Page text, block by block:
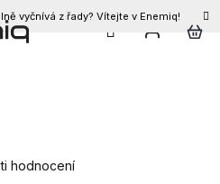
vyčnívá z řady? Vítejte v Enemiq!
& BAXX
hodnocení